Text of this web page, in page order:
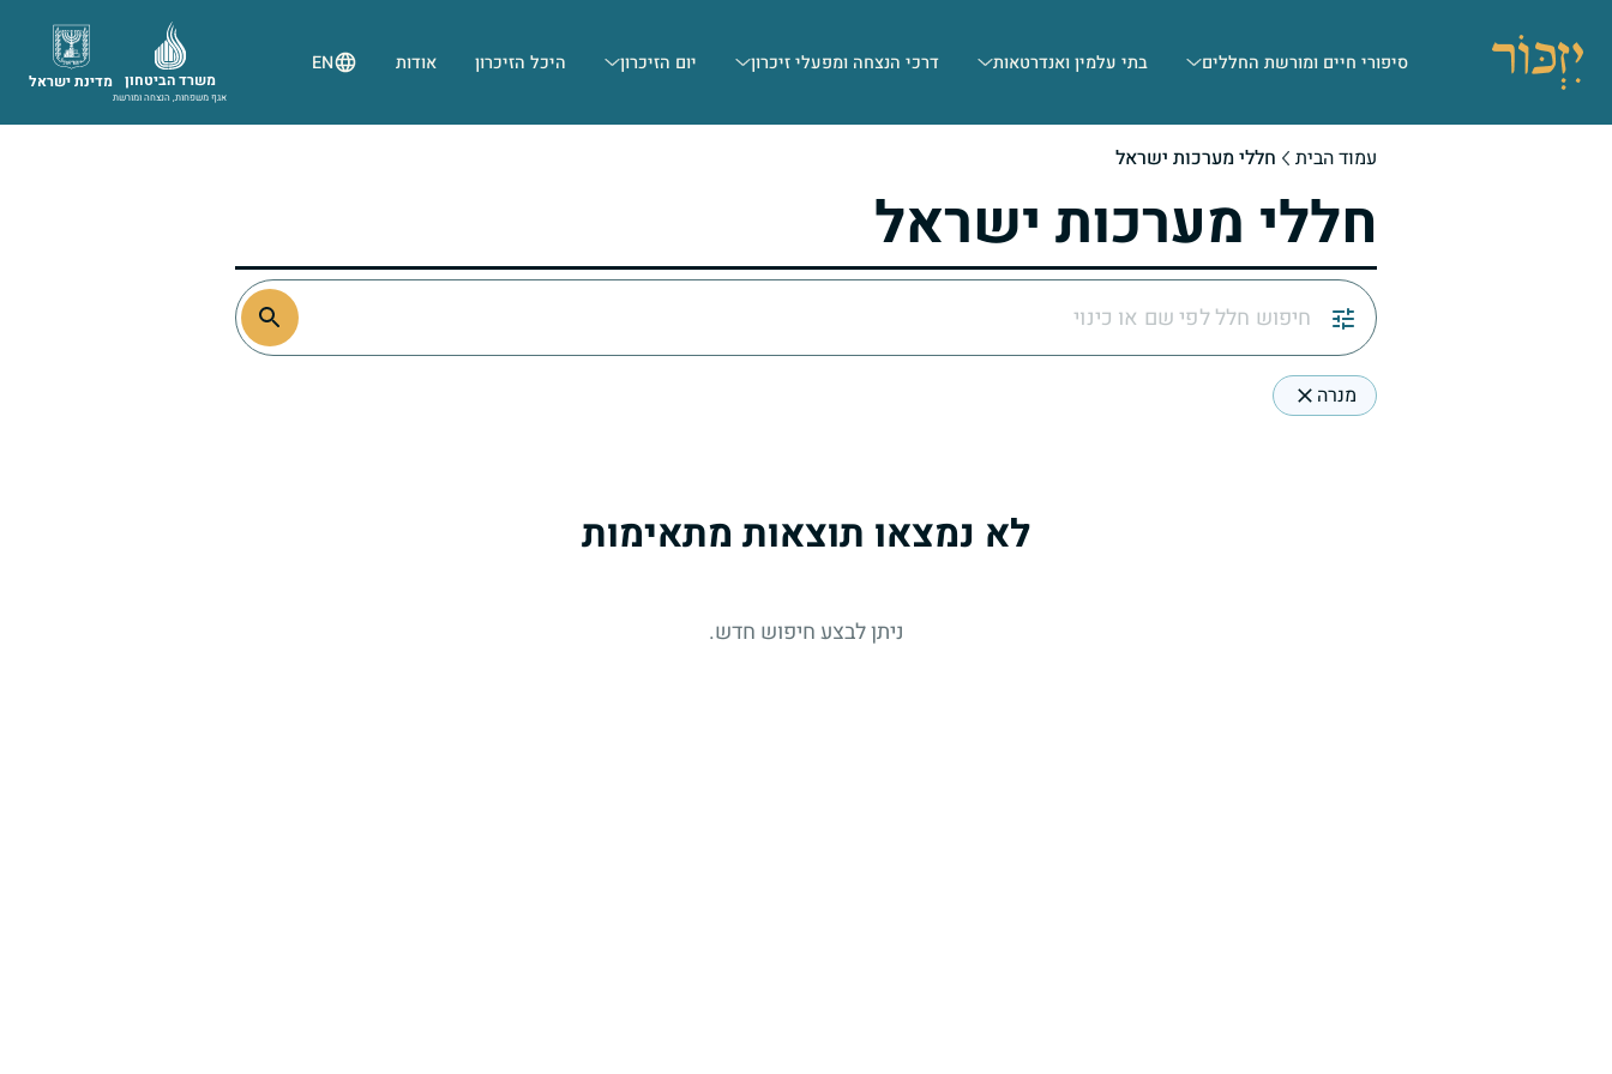
סיפורי חיים ומורשת החללים בתי עלמין ואנדרטאות דרכי הנצחה ומפעלי זיכרון יום הזיכרון היכל הזיכרון אודות EN
מדינת ישראל משרד הביטחון
אגף משפחות, הנצחה ומורשת
עמוד הבית חללי מערכות ישראל
חללי מערכות ישראל
מנרה
לא נמצאו תוצאות מתאימות
ניתן לבצע חיפוש חדש.